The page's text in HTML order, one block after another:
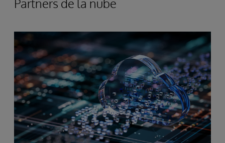
Partners de la nube